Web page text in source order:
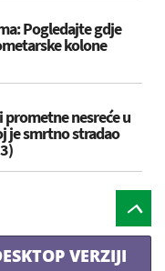
Pogledajte gdje
kolone
nesreće u
je smrtno stradao
VERZIJI